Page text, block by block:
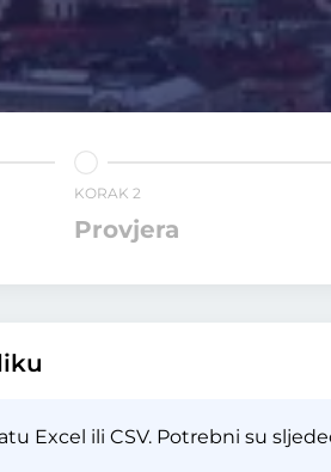
KORAK 2
Provjera
Excel ili CSV. Potrebni su